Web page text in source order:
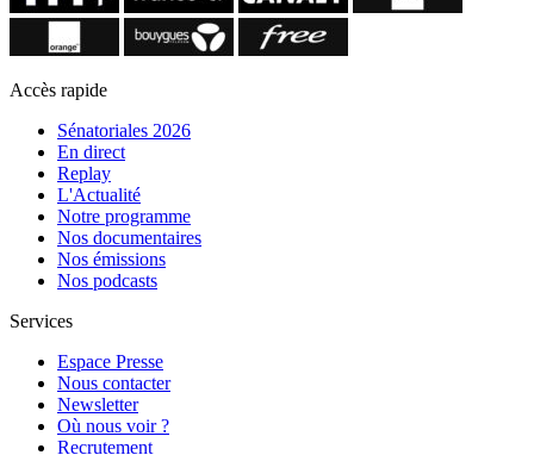
Accès rapide
Sénatoriales 2026
En direct
Replay
L'Actualité
Notre programme
Nos documentaires
Nos émissions
Nos podcasts
Services
Espace Presse
Nous contacter
Newsletter
Où nous voir ?
Recrutement